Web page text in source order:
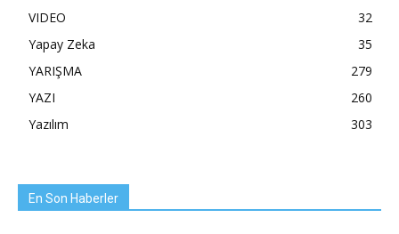
VIDEO
32
Yapay Zeka
35
YARIŞMA
279
YAZI
260
Yazılım
303
En Son Haberler